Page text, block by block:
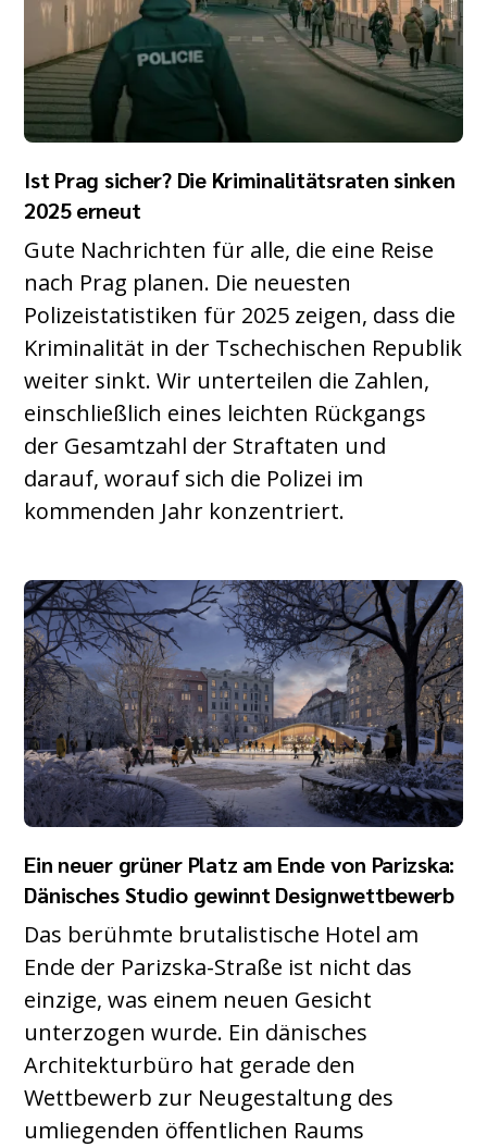
Ist Prag sicher? Die Kriminalitätsraten sinken
2025 erneut
Gute Nachrichten für alle, die eine Reise
nach Prag planen. Die neuesten
Polizeistatistiken für 2025 zeigen, dass die
Kriminalität in der Tschechischen Republik
weiter sinkt. Wir unterteilen die Zahlen,
einschließlich eines leichten Rückgangs
der Gesamtzahl der Straftaten und
darauf, worauf sich die Polizei im
kommenden Jahr konzentriert.
Ein neuer grüner Platz am Ende von Parizska:
Dänisches Studio gewinnt Designwettbewerb
Das berühmte brutalistische Hotel am
Ende der Parizska-Straße ist nicht das
einzige, was einem neuen Gesicht
unterzogen wurde. Ein dänisches
Architekturbüro hat gerade den
Wettbewerb zur Neugestaltung des
umliegenden öffentlichen Raums